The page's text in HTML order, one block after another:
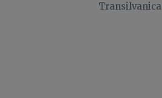
Transilvanica